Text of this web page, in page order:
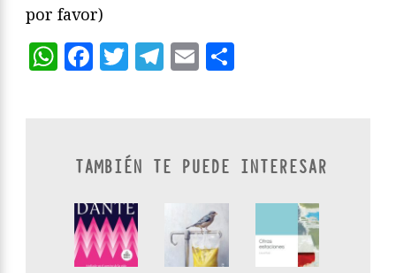
por favor)
WhatsApp
Facebook
Twitter
Telegram
Email
TAMBIÉN TE PUEDE INTERESAR